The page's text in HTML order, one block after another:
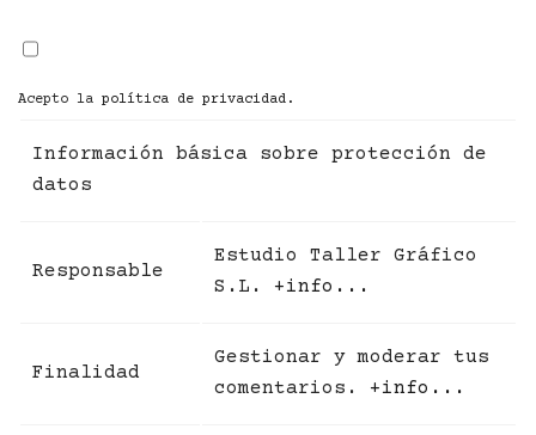
Acepto la política de privacidad .
Información básica sobre protección de
datos
Responsable
Estudio Taller Gráfico
S.L. +info...
Finalidad
Gestionar y moderar tus
comentarios. +info...